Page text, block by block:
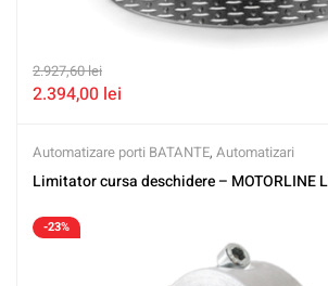
2.927,60lei
2.394,00 lei
Automatizare porti BATANTE, Automatizari
Limitator cursa deschidere – MOTORLINE
-23%